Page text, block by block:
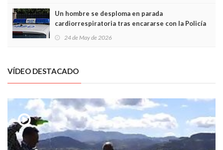
Un hombre se desploma en parada
cardiorrespiratoria tras encararse con la Policía
Local en Luanco
24 de May de 2026
VÍDEO DESTACADO